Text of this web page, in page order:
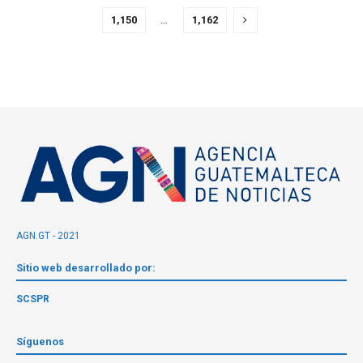
1,150 … 1,162
AGN.GT - 2021
Sitio web desarrollado por:
SCSPR
Síguenos